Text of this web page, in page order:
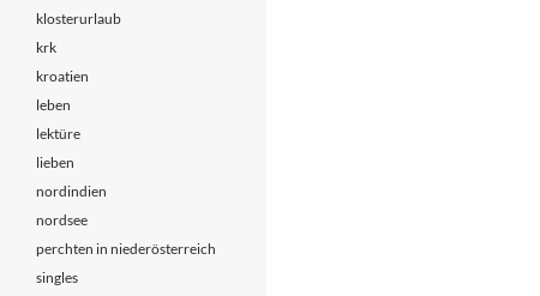
klosterurlaub
krk
kroatien
leben
lektüre
lieben
nordindien
nordsee
perchten in niederösterreich
singles